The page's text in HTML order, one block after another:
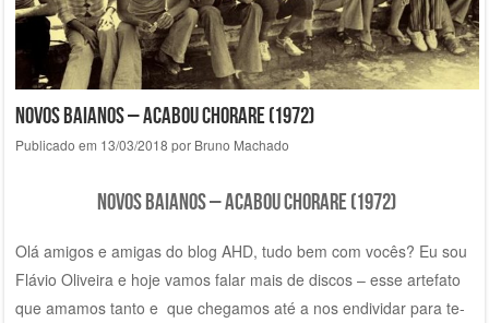
Novos Baianos – Acabou Chorare (1972)
Publicado em 13/03/2018 por Bruno Machado
Novos Baianos – Acabou Chorare (1972)
Olá amigos e amigas do blog AHD, tudo bem com vocês? Eu sou
Flávio Oliveira e hoje vamos falar mais de discos – esse artefato
que amamos tanto e que chegamos até a nos endividar para te-